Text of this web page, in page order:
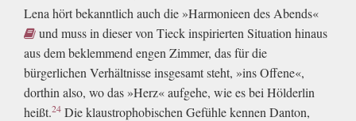
Lena hört bekanntlich auch die »Harmonieen des Abends«
und muss in dieser von Tieck inspirierten Situation hinaus
aus dem beklemmend engen Zimmer, das für die
bürgerlichen Verhältnisse insgesamt steht, »ins Offene«,
dorthin also, wo das »Herz« aufgehe, wie es bei Hölderlin
heißt.24 Die klaustrophobischen Gefühle kennen Danton,